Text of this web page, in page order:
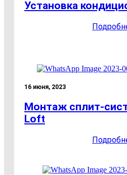
Установка
16 июня, 2023
Монтаж сплит-
Loft